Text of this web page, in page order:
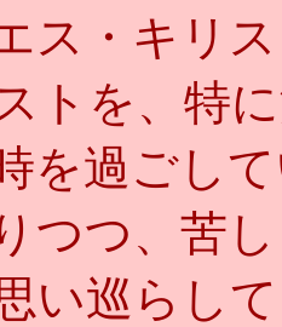
ス・キリ
トを、特
を過ごし
つつ、苦
い巡らし